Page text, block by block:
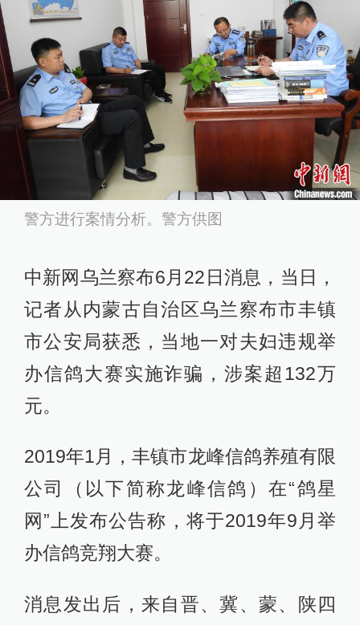
警方进行案情分析。警方供图
中新网乌兰察布6月22日消息，当日，
记者从内蒙古自治区乌兰察布市丰镇
市公安局获悉，当地一对夫妇违规举
办信鸽大赛实施诈骗，涉案超132万
元。
2019年1月，丰镇市龙峰信鸽养殖有限
公司（以下简称龙峰信鸽）在“鸽星
网”上发布公告称，将于2019年9月举
办信鸽竞翔大赛。
消息发出后，来自晋、冀、蒙、陕四